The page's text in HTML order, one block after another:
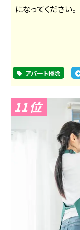
になってください。
アパート掃除
11